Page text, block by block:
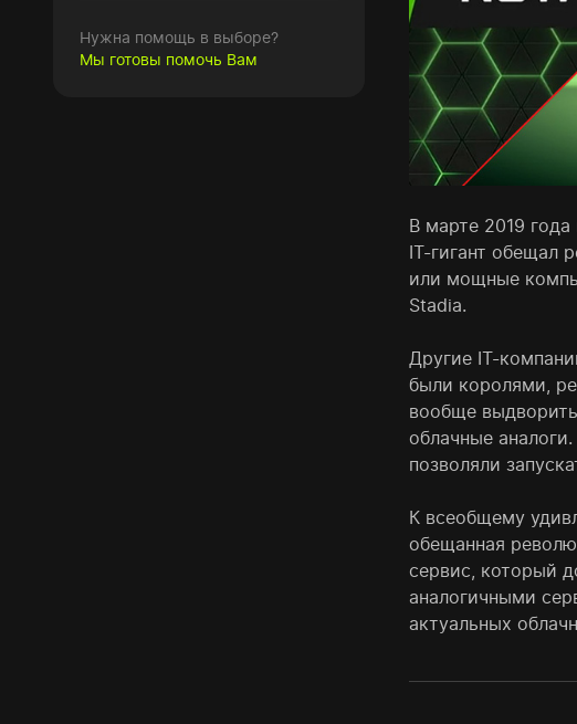
Нужна помощь в выборе?
Мы готовы помочь Вам
В марте 2019
IT-гигант обещал
или мощные
Stadia.
Другие IT-
были королями,
вообще
облачные
позволяли
К всеобщему
обещанная
сервис, который
аналогичными
актуальных